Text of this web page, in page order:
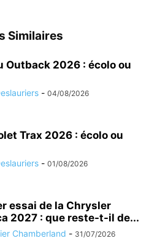
Similaires
Outback 2026 : écolo ou
- 04/08/2026
Trax 2026 : écolo ou
- 01/08/2026
essai de la Chrysler
2027 : que reste-t-il de...
Chamberland - 31/07/2026